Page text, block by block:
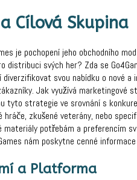
Cílová Skupina
je pochopení jeho obchodního
distribuci svých her? Zda se
svou nabídku o nové
Jak využívá marketingové
tyto strategie ve srovnání s
hráče, zkušené veterány, nebo
potřebám a preferencím
nám poskytne cenné
a Platforma